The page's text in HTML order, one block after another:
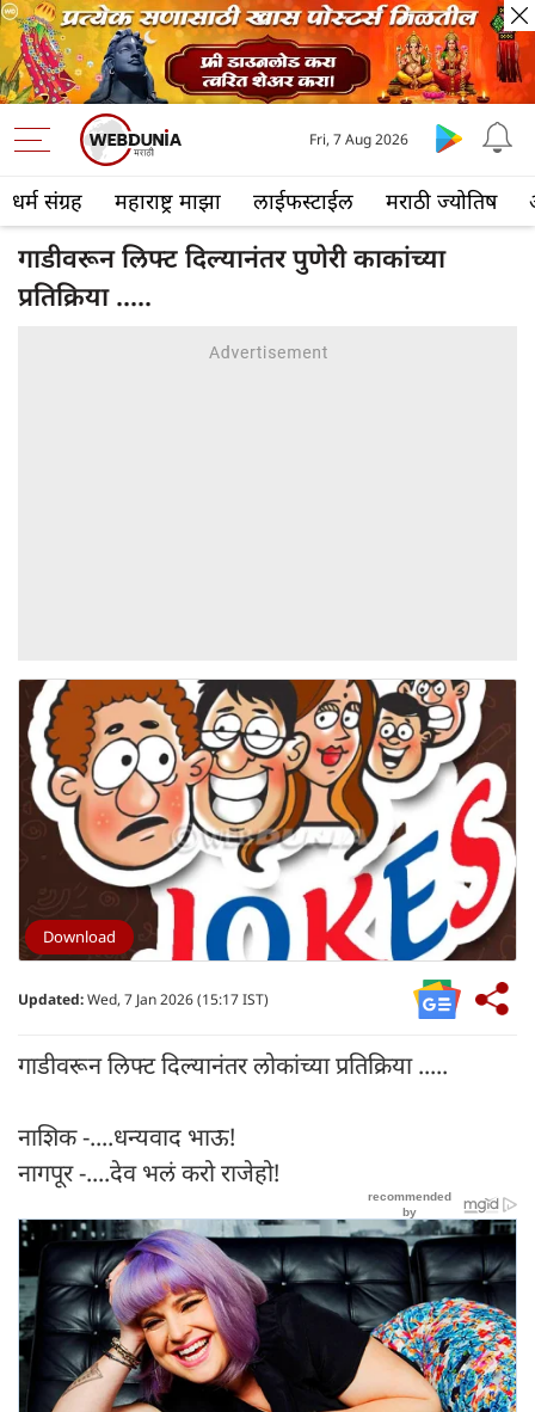
धर्म संग्रह महाराष्ट्र माझा लाईफस्टाईल मराठी ज्योतिष
Fri, 7 Aug 2026
गाडीवरून लिफ्ट दिल्यानंतर पुणेरी काकांच्या
प्रतिक्रिया .....
Download
Updated:Wed, 7 Jan 2026 (15:17 IST)
गाडीवरून लिफ्ट दिल्यानंतर लोकांच्या प्रतिक्रिया .....
नाशिक -....धन्यवाद भाऊ!
नागपूर -....देव भलं करो राजेहो!